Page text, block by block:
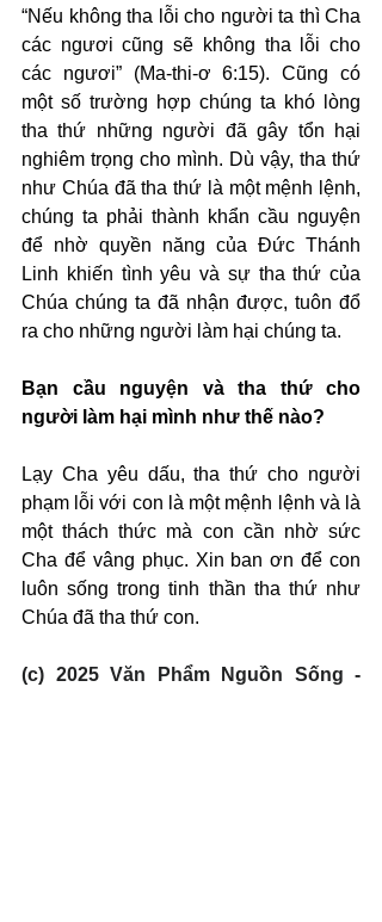
“Nếu không tha lỗi cho người ta thì Cha
các ngươi cũng sẽ không tha lỗi cho
các ngươi” (Ma-thi-ơ 6:15). Cũng có
một số trường hợp chúng ta khó lòng
tha thứ những người đã gây tổn hại
nghiêm trọng cho mình. Dù vậy, tha thứ
như Chúa đã tha thứ là một mệnh lệnh,
chúng ta phải thành khẩn cầu nguyện
để nhờ quyền năng của Đức Thánh
Linh khiến tình yêu và sự tha thứ của
Chúa chúng ta đã nhận được, tuôn đổ
ra cho những người làm hại chúng ta.
Bạn cầu nguyện và tha thứ cho
người làm hại mình như thế nào?
Lạy Cha yêu dấu, tha thứ cho người
phạm lỗi với con là một mệnh lệnh và là
một thách thức mà con cần nhờ sức
Cha để vâng phục. Xin ban ơn để con
luôn sống trong tinh thần tha thứ như
Chúa đã tha thứ con.
(c) 2025 Văn Phẩm Nguồn Sống -